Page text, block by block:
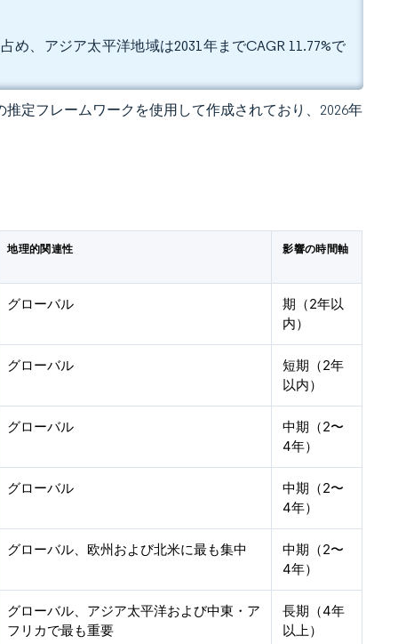
め、アジア太平洋地域は2031年までCAGR 11.77%で
定フレームワークを使用して作成されており、2026年
地理的関連性 影響の時間軸
グローバル
期（2年以
内）
グローバル
短期（2年
以内）
グローバル
中期（2〜
4年）
グローバル
中期（2〜
4年）
グローバル、欧州および北米に最も集中
中期（2〜
4年）
グローバル、アジア太平洋および中東・ア
フリカで最も重要
長期（4年
以上）